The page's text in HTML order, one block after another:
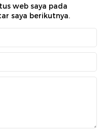
web saya pada
saya berikutnya.